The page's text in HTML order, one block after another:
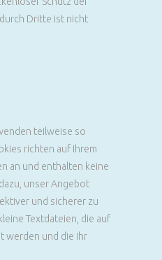
Dritte ist nicht
teilweise so
richten auf Ihrem
an und enthalten keine
unser Angebot
und sicherer zu
Textdateien, die auf
werden und die Ihr